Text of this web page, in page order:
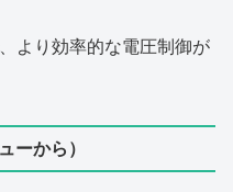
より効率的な電圧制御が
ーから）